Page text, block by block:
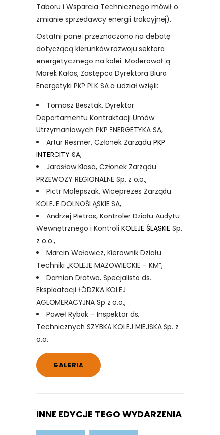
Taboru i Wsparcia Technicznego mówił o
zmianie sprzedawcy energii trakcyjnej).
Ostatni panel przeznaczono na debatę
dotyczącą kierunków rozwoju sektora
energetycznego na kolei. Moderował ją
Marek Kałas, Zastępca Dyrektora Biura
Energetyki PKP PLK SA a udział wzięli:
Tomasz Besztak, Dyrektor
Departamentu Kontraktacji Umów
Utrzymaniowych PKP ENERGETYKA SA,
Artur Resmer, Członek Zarządu PKP
INTERCITY SA,
Jarosław Klasa, Członek Zarządu
PRZEWOZY REGIONALNE Sp. z o.o.,
Piotr Malepszak, Wiceprezes Zarządu
KOLEJE DOLNOŚLĄSKIE SA,
Andrzej Pietras, Kontroler Działu Audytu
Wewnętrznego i Kontroli KOLEJE ŚLĄSKIE Sp.
z o.o.,
Marcin Wołowicz, Kierownik Działu
Techniki „KOLEJE MAZOWIECKIE – KM”,
Damian Dratwa, Specjalista ds.
Eksploatacji ŁÓDZKA KOLEJ
AGLOMERACYJNA Sp z o.o.,
Paweł Rybak – Inspektor ds.
Technicznych SZYBKA KOLEJ MIEJSKA Sp. z
o.o.
GALERIA
INNE EDYCJE TEGO WYDARZENIA